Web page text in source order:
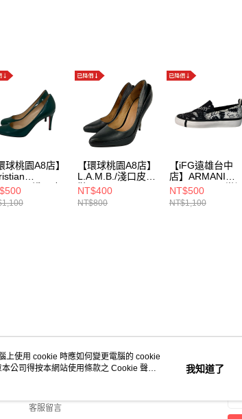
球桃園A8店】
淺口皮
【環球桃園A8店】
L.A.M.B./淺口皮
鞋/6M/
NT$400
NT$800
【iFG遠雄台中
店】ARMANI
EXCHANGE/樂福
鞋/UK4/
NT$500
NT$1,100
客服資訊
客服留言
上使用 cookie 時應如何變更電腦的 cookie
公司得按本網站使用條款之 Cookie 聲明
我知道了